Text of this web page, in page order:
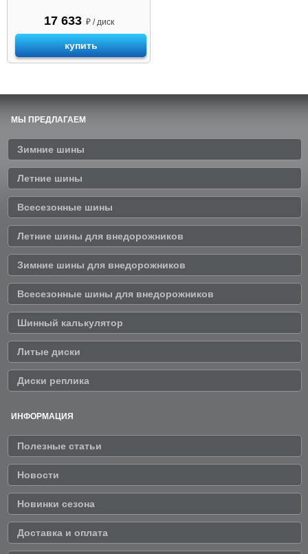
17 633 ₽ / диск
купить
МЫ ПРЕДЛАГАЕМ
Зимние шины
Летние шины
Всесезонные шины
Летние шины для внедорожников
Зимние шины для внедорожников
Всесезонные шины для внедорожников
Шинный калькулятор
Литые диски
Диски реплика
ИНФОРМАЦИЯ
Полезные статьи
Новости
Новинки сезона
Доставка и оплата